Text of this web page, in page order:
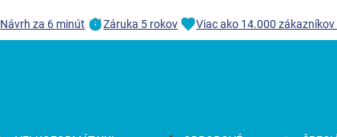
Návrh za 6 minút Záruka 5 rokov
Viac ako 14.000